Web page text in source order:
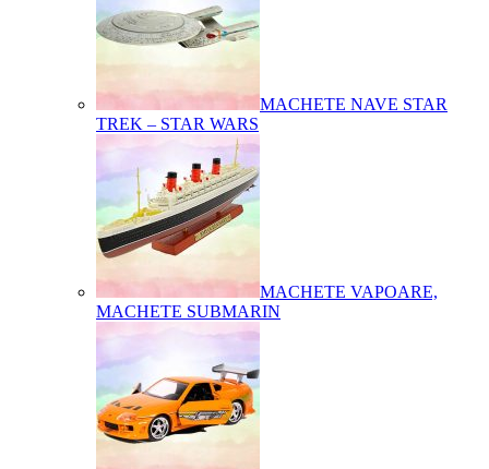
MACHETE NAVE STAR
TREK – STAR WARS
MACHETE VAPOARE,
MACHETE SUBMARIN